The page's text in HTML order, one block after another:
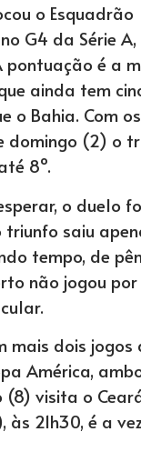
o Esquadrão
G4 da Série
pontuação é a
ainda tem
o Bahia. Com
domingo (2) o
8º.
o duelo
saiu
tempo, de
não jogou
mais dois jogos
América,
visita o
21h30, é a